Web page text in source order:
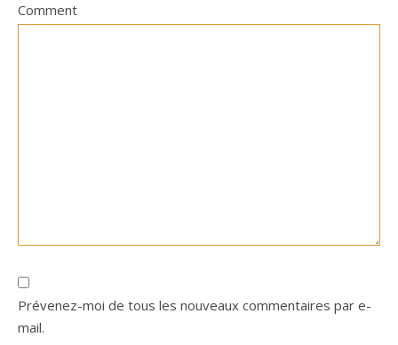
Comment
Prévenez-moi de tous les nouveaux commentaires par e-
mail.